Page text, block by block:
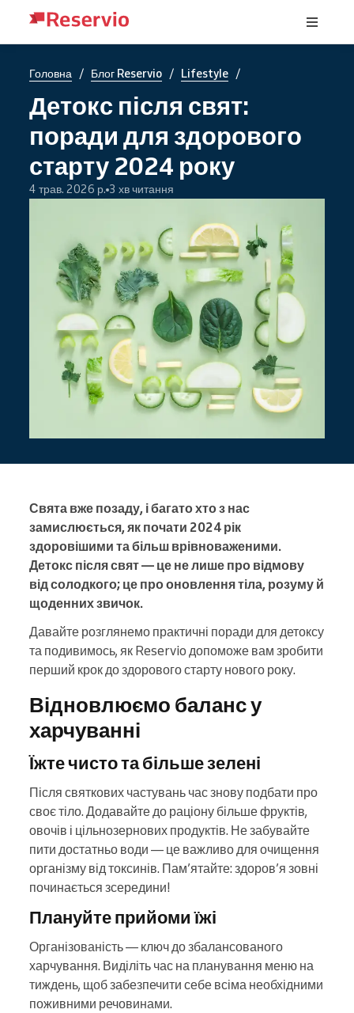
Головна / Блог Reservio / Lifestyle /
Детокс після свят:
поради для здорового
старту 2024 року
4 трав. 2026 р. 3 хв читання
Свята вже позаду, і багато хто з нас
замислюється, як почати 2024 рік
здоровішими та більш врівноваженими.
Детокс після свят — це не лише про відмову
від солодкого; це про оновлення тіла, розуму й
щоденних звичок.
Давайте розглянемо практичні поради для детоксу
та подивимось, як Reservio допоможе вам зробити
перший крок до здорового старту нового року.
Відновлюємо баланс у
харчуванні
Їжте чисто та більше зелені
Після святкових частувань час знову подбати про
своє тіло. Додавайте до раціону більше фруктів,
овочів і цільнозернових продуктів. Не забувайте
пити достатньо води — це важливо для очищення
організму від токсинів. Пам’ятайте: здоров’я зовні
починається зсередини!
Плануйте прийоми їжі
Організованість — ключ до збалансованого
харчування. Виділіть час на планування меню на
тиждень, щоб забезпечити себе всіма необхідними
поживними речовинами.